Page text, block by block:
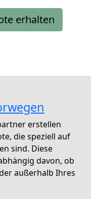
erhalten
erstellen
die speziell auf
sind. Diese
davon, ob
außerhalb Ihres